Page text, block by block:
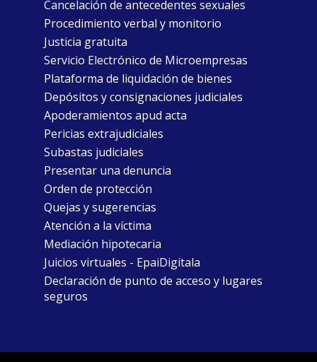
Cancelación de antecedentes sexuales
Procedimiento verbal y monitorio
Justicia gratuita
Servicio Electrónico de Microempresas
Plataforma de liquidación de bienes
Depósitos y consignaciones judiciales
Apoderamientos apud acta
Pericias extrajudiciales
Subastas judiciales
Presentar una denuncia
Orden de protección
Quejas y sugerencias
Atención a la víctima
Mediación hipotecaria
Juicios virtuales - EpaiDigitala
Declaración de punto de acceso y lugares
seguros